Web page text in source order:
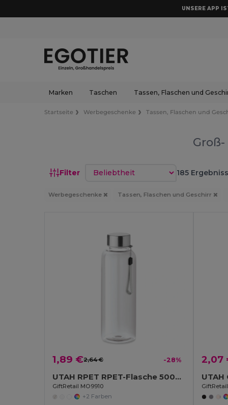
UNSERE APP
Marken Taschen Tassen, Flaschen und
Startseite Werbegeschenke Tassen, Flaschen und
Filter Sortieren nach 185
Werbegeschenke Tassen, Flaschen und Geschirr
1,89 €2,64 € -28%
UTAH RPET RPET-Flasche 500ml
GiftRetail MO9910
+2 Farben
2,07